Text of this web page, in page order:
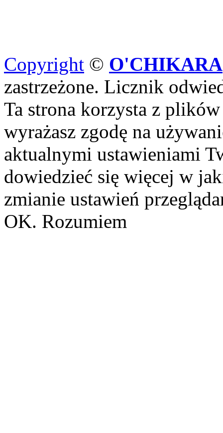
Copyright © O'CHIKARA
zastrzeżone. Licznik
Ta strona korzysta z
wyrażasz zgodę na
aktualnymi ustawieniami
dowiedzieć się więcej w
zmianie ustawień
OK. Rozumiem